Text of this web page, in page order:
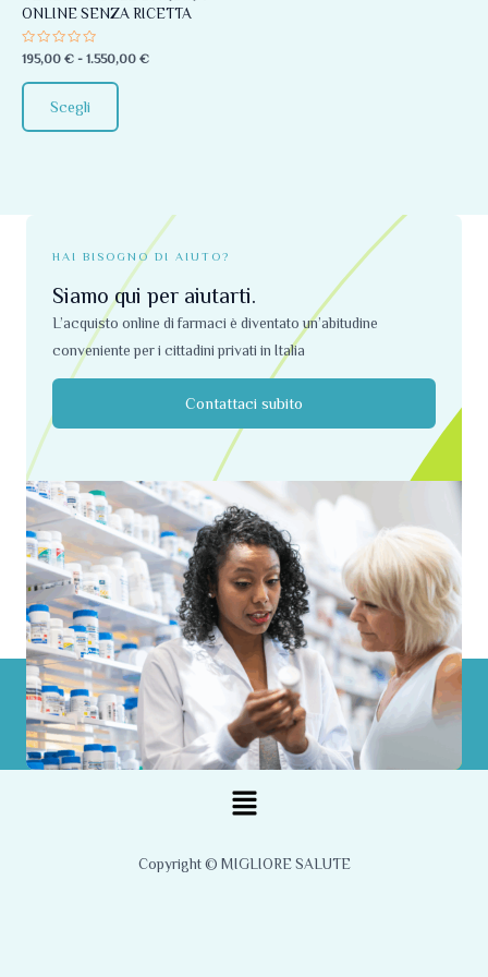
ONLINE SENZA RICETTA
Valutato
0
su
5
195,00 € - 1.550,00 €
Scegli
essere
scelte
del
HAI BISOGNO DI AIUTO?
Siamo qui per aiutarti.
L’acquisto online di farmaci è diventato un’abitudine
conveniente per i cittadini privati ​​in Italia
Contattaci subito
Menu
Copyright © MIGLIORE SALUTE